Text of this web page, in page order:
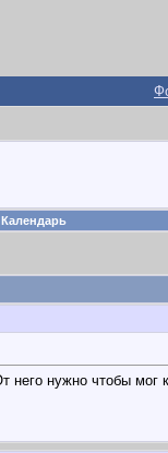
Календарь
него нужно чтобы